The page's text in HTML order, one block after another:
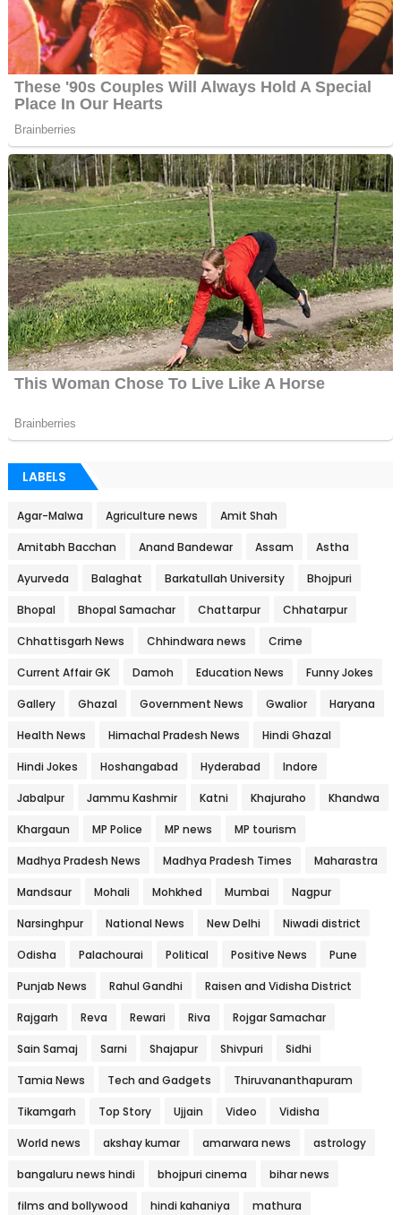
LABELS
Agar-Malwa Agriculture news Amit Shah
Amitabh Bacchan Anand Bandewar Assam Astha
Ayurveda Balaghat Barkatullah University Bhojpuri
Bhopal Bhopal Samachar Chattarpur Chhatarpur
Chhattisgarh News Chhindwara news Crime
Current Affair GK Damoh Education News Funny Jokes
Gallery Ghazal Government News Gwalior Haryana
Health News Himachal Pradesh News Hindi Ghazal
Hindi Jokes Hoshangabad Hyderabad Indore
Jabalpur Jammu Kashmir Katni Khajuraho Khandwa
Khargaun MP Police MP news MP tourism
Madhya Pradesh News Madhya Pradesh Times Maharastra
Mandsaur Mohali Mohkhed Mumbai Nagpur
Narsinghpur National News New Delhi Niwadi district
Odisha Palachourai Political Positive News Pune
Punjab News Rahul Gandhi Raisen and Vidisha District
Rajgarh Reva Rewari Riva Rojgar Samachar
Sain Samaj Sarni Shajapur Shivpuri Sidhi
Tamia News Tech and Gadgets Thiruvananthapuram
Tikamgarh Top Story Ujjain Video Vidisha
World news akshay kumar amarwara news astrology
bangaluru news hindi bhojpuri cinema bihar news
films and bollywood hindi kahaniya mathura